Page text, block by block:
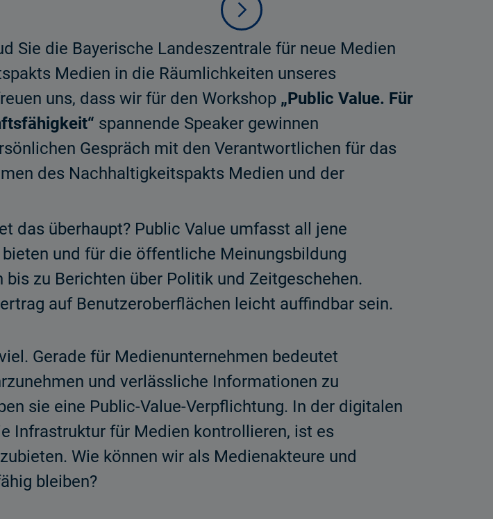
Sie die Bayerische Landeszentrale für neue Medien
Medien in die Räumlichkeiten unseres
uns, dass wir für den Workshop „Public Value. Für
spannende Speaker gewinnen
Gespräch mit den Verantwortlichen für das
des Nachhaltigkeitspakts Medien und der
das überhaupt? Public Value umfasst all jene
und für die öffentliche Meinungsbildung
zu Berichten über Politik und Zeitgeschehen.
auf Benutzeroberflächen leicht auffindbar sein.
Gerade für Medienunternehmen bedeutet
und verlässliche Informationen zu
sie eine Public-Value-Verpflichtung. In der digitalen
Infrastruktur für Medien kontrollieren, ist es
Wie können wir als Medienakteure und
bleiben?